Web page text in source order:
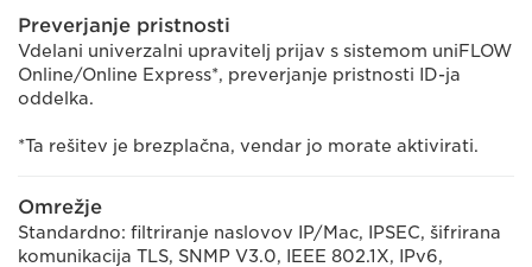
Preverjanje pristnosti
Vdelani univerzalni upravitelj prijav s sistemom uniFLOW
Online/Online Express*, preverjanje pristnosti ID-ja
oddelka.
*Ta rešitev je brezplačna, vendar jo morate aktivirati.
Omrežje
Standardno: filtriranje naslovov IP/Mac, IPSEC, šifrirana
komunikacija TLS, SNMP V3.0, IEEE 802.1X, IPv6,